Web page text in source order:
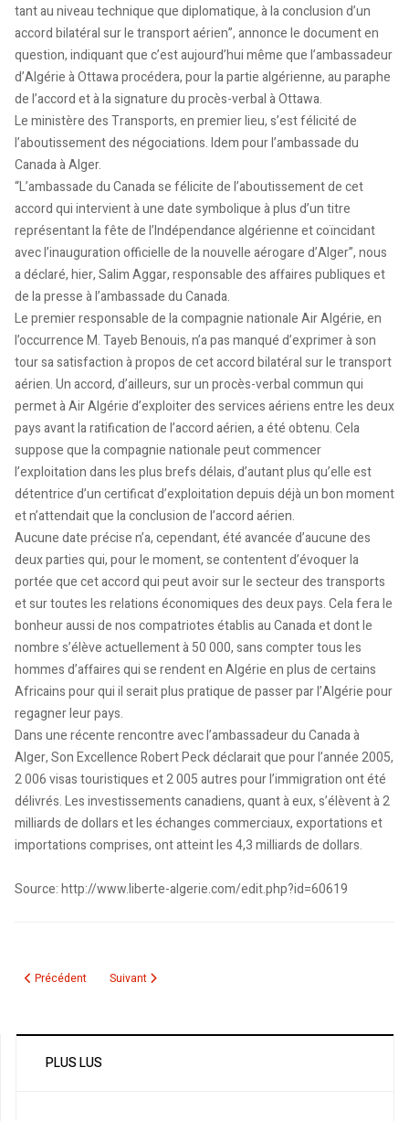
tant au niveau technique que diplomatique, à la conclusion d’un
accord bilatéral sur le transport aérien”, annonce le document en
question, indiquant que c’est aujourd’hui même que l’ambassadeur
d’Algérie à Ottawa procédera, pour la partie algérienne, au paraphe
de l’accord et à la signature du procès-verbal à Ottawa.
Le ministère des Transports, en premier lieu, s’est félicité de
l’aboutissement des négociations. Idem pour l’ambassade du
Canada à Alger.
“L’ambassade du Canada se félicite de l’aboutissement de cet
accord qui intervient à une date symbolique à plus d’un titre
représentant la fête de l’Indépendance algérienne et coïncidant
avec l’inauguration officielle de la nouvelle aérogare d’Alger”, nous
a déclaré, hier, Salim Aggar, responsable des affaires publiques et
de la presse à l’ambassade du Canada.
Le premier responsable de la compagnie nationale Air Algérie, en
l’occurrence M. Tayeb Benouis, n’a pas manqué d’exprimer à son
tour sa satisfaction à propos de cet accord bilatéral sur le transport
aérien. Un accord, d’ailleurs, sur un procès-verbal commun qui
permet à Air Algérie d’exploiter des services aériens entre les deux
pays avant la ratification de l’accord aérien, a été obtenu. Cela
suppose que la compagnie nationale peut commencer
l’exploitation dans les plus brefs délais, d’autant plus qu’elle est
détentrice d’un certificat d’exploitation depuis déjà un bon moment
et n’attendait que la conclusion de l’accord aérien.
Aucune date précise n’a, cependant, été avancée d’aucune des
deux parties qui, pour le moment, se contentent d’évoquer la
portée que cet accord qui peut avoir sur le secteur des transports
et sur toutes les relations économiques des deux pays. Cela fera le
bonheur aussi de nos compatriotes établis au Canada et dont le
nombre s’élève actuellement à 50 000, sans compter tous les
hommes d’affaires qui se rendent en Algérie en plus de certains
Africains pour qui il serait plus pratique de passer par l’Algérie pour
regagner leur pays.
Dans une récente rencontre avec l’ambassadeur du Canada à
Alger, Son Excellence Robert Peck déclarait que pour l’année 2005,
2 006 visas touristiques et 2 005 autres pour l’immigration ont été
délivrés. Les investissements canadiens, quant à eux, s’élèvent à 2
milliards de dollars et les échanges commerciaux, exportations et
importations comprises, ont atteint les 4,3 milliards de dollars.
Source: http://www.liberte-algerie.com/edit.php?id=60619
Article précédent : L’Algérie et le Canada parviennent enfin à un accord
Précédent Article suivant : Algériens du Canada : Parrainer les
Suivant
PLUS LUS